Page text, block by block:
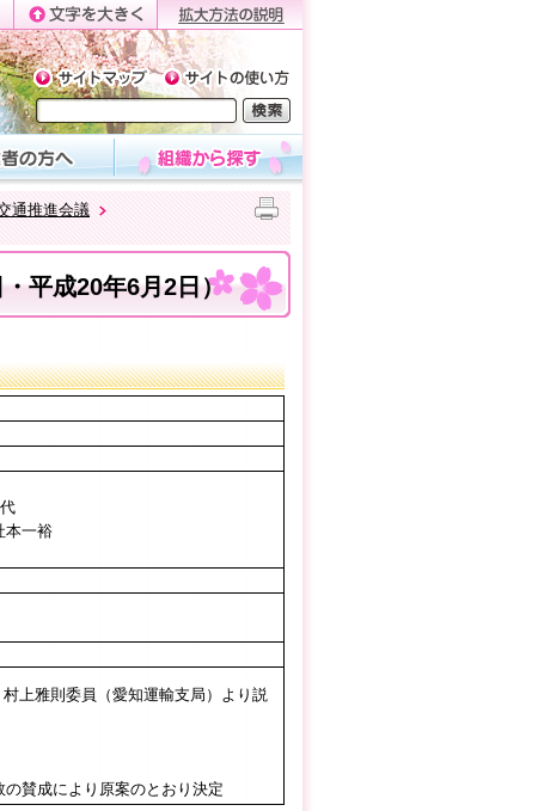
通推進会議
平成20年6月2日）
本一裕
上雅則委員（愛知運輸支局）より説
の賛成により原案のとおり決定